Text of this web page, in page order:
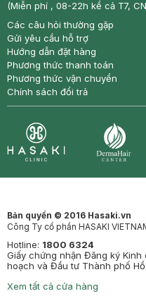
(Miễn phí , 08-22h kể cả T7,
Các câu hỏi thường gặp
Gửi yêu cầu hỗ trợ
Hướng dẫn đặt hàng
Phương thức thanh toán
Phương thức vận chuyển
Chính sách đổi trả
Bản quyền © 2016 Hasaki.vn
Công Ty cổ phần HASAKI
Hotline: 1800 6324
Giấy chứng nhận Đăng ký Kinh
hoạch và Đầu tư Thành phố
Xem tất cả cửa hàng